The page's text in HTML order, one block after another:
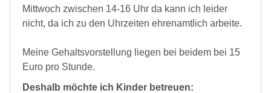
Mittwoch zwischen 14-16 Uhr da kann ich leider
nicht, da ich zu den Uhrzeiten ehrenamtlich arbeite.
Meine Gehaltsvorstellung liegen bei beidem bei 15
Euro pro Stunde.
Deshalb möchte ich Kinder betreuen: